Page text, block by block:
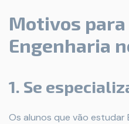
Motivos
Engenharia
1. Se
Os alunos que vão estudar